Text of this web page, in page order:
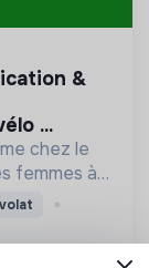
...
chez le
femmes à
en collectif